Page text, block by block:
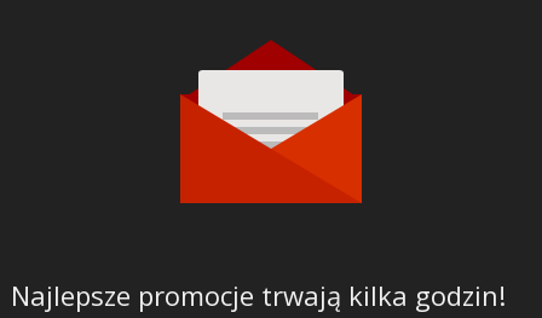
Najlepsze promocje trwają kilka godzin!